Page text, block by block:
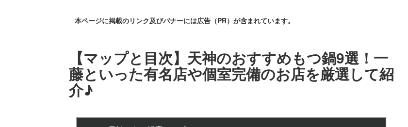
本ページに掲載のリンク及びバナーには広告（PR）が含まれています。
【マップと目次】天神のおすすめもつ鍋9選！一
藤といった有名店や個室完備のお店を厳選して紹
介♪